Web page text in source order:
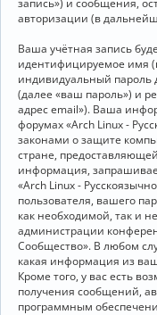
авторизации (в
Ваша учётная запись
идентифицируемое имя
индивидуальный пароль
(далее «ваш пароль») и
адрес email»). Ваша
форумах «Arch Linux -
законами о защите
стране,
информация,
«Arch Linux -
пользователя, вашего
как необходимой, так и
администрации
Сообщество». В любом
какая информация из
Кроме того, у вас есть
получения сообщений,
программным